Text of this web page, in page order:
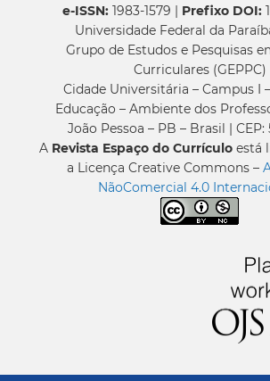
e-ISSN:1983-1579 | Prefixo DOI:
Universidade Federal da
Grupo de Estudos e Pesquisas
Curriculares (GEPPC)
Cidade Universitária – Campus I
Educação – Ambiente dos
João Pessoa – PB – Brasil | CEP:
A Revista Espaço do Currículo está
a Licença Creative Commons –
NãoComercial 4.0